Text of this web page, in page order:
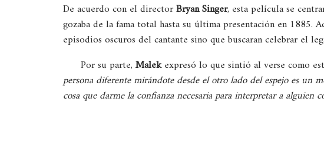
De acuerdo con el directorBryan Singer, esta película se
gozaba de la fama total hasta su última presentación en 1885.
episodios oscuros del cantante sino que buscaran celebrar el
Por su parte, Malekexpresó lo que sintió al verse como
persona diferente mirándote desde el otro lado del espejo es un
cosa que darme la confianza necesaria para interpretar a alguien